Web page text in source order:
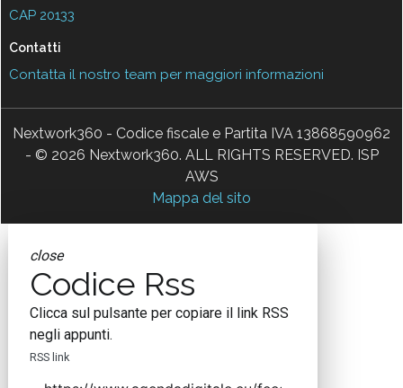
CAP 20133
Contatti
Contatta il nostro team per maggiori informazioni
Nextwork360 - Codice fiscale e Partita IVA 13868590962
- © 2026 Nextwork360. ALL RIGHTS RESERVED. ISP
AWS
Mappa del sito
close
Codice Rss
Clicca sul pulsante per copiare il link RSS
negli appunti.
RSS link